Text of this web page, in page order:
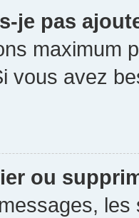
je pas
maximum
vous avez
ou